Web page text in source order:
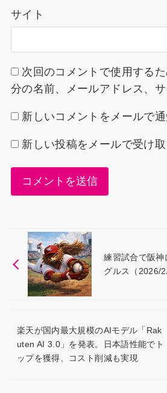
サイト
次回のコメントで使用する
分の名前、メールアドレス、サ
新しいコメントをメールで
新しい投稿をメールで受け取
練習試合で阪神
グルス（2026/
楽天が国内最大規模のAIモデル「Rak
uten AI 3.0」を発表。日本語性能でト
ップを獲得、コスト削減も実現